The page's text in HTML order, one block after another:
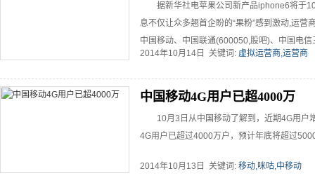
据新华社电苹果公司新产品iphone6将于
息不仅让众多翘首企盼的“果粉”感到激动,运营
中国移动、中国联通(600050,股吧)、中国电信
2014年10月14日 关键词: 虚拟运营商,运营商
中国移动4G用户已超4000万
10月3日从中国移动了解到，近期4G用户
4G用户已超过4000万户，预计年底将超过
2014年10月13日 关键词: 移动,咪咕,中移动